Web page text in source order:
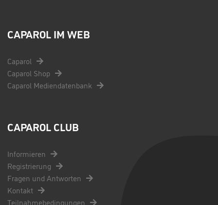
CAPAROL IM WEB
Caparol
Caparol Shop
Caparol Mediendatenbank
CAPAROL CLUB
Informieren
Registrierung
Fragen und Antworten
Kontakt
Teilnahmebedingungen